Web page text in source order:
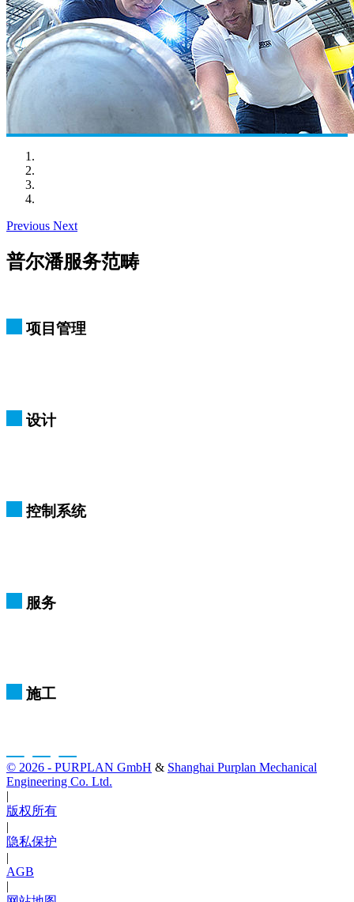
Previous Next
普尔潘服务范畴
项目管理
设计
控制系统
服务
施工
© 2026 - PURPLAN GmbH & Shanghai Purplan Mechanical
Engineering Co. Ltd.
|
版权所有
|
隐私保护
|
AGB
|